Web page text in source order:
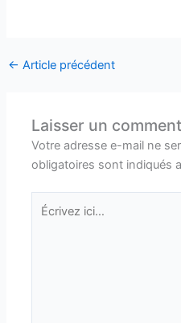
← Article précédent
Laisser un
Votre adresse e-mail ne
obligatoires sont indiqués
Écrivez
ici…